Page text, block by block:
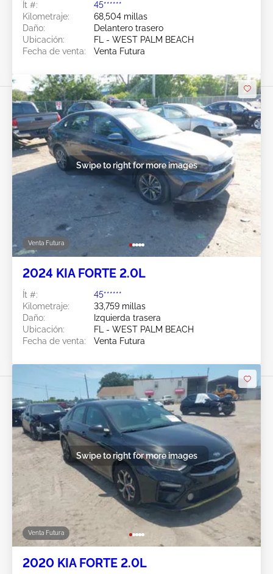
Ít #:
45******
Kilometraje:
68,504 millas
Daño:
Delantero trasero
Ubicación:
FL - WEST PALM BEACH
Fecha de venta:
Venta Futura
Venta Futura
Swipe to right for more images
2024 KIA FORTE 2.0L
Ít #:
45******
Kilometraje:
33,759 millas
Daño:
Izquierda trasera
Ubicación:
FL - WEST PALM BEACH
Fecha de venta:
Venta Futura
Venta Futura
Swipe to right for more images
2020 KIA FORTE 2.0L